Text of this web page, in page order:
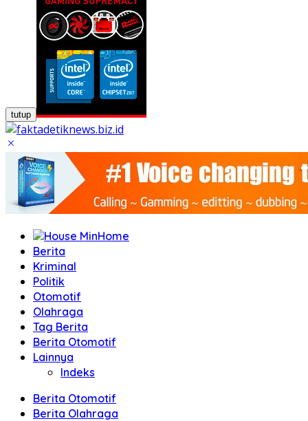
tutup
Home
Berita
Kriminal
Politik
Otomotif
Olahraga
Tag Berita
Berita Otomotif
Lainnya
Indeks
Berita Otomotif
Berita Olahraga